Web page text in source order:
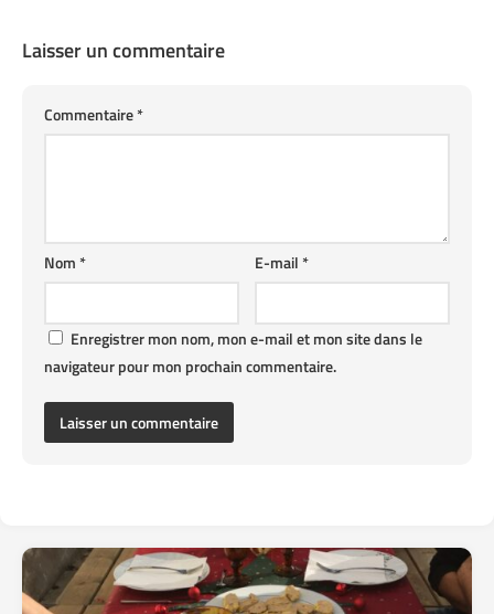
Laisser un commentaire
Commentaire*
E-mail*
Nom*
Enregistrer mon nom, mon e-mail et mon site dans le
navigateur pour mon prochain commentaire.